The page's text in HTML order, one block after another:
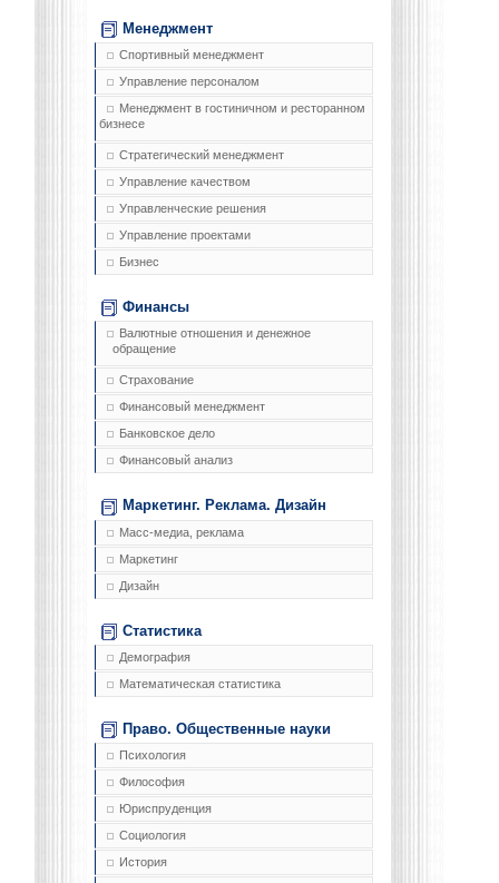
Менеджмент
Спортивный менеджмент
Управление персоналом
Менеджмент в гостиничном и ресторанном
бизнесе
Стратегический менеджмент
Управление качеством
Управленческие решения
Управление проектами
Бизнес
Финансы
Валютные отношения и денежное
обращение
Страхование
Финансовый менеджмент
Банковское дело
Финансовый анализ
Маркетинг. Реклама. Дизайн
Масс-медиа, реклама
Маркетинг
Дизайн
Статистика
Демография
Математическая статистика
Право. Общественные науки
Психология
Философия
Юриспруденция
Социология
История